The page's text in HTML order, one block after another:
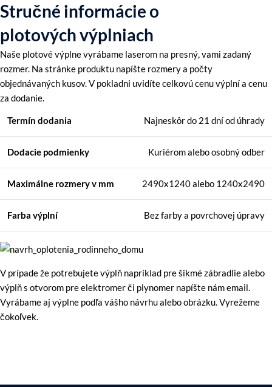
Stručné informácie o
plotových výplniach
Naše plotové výplne vyrábame laserom na presný, vami zadaný
rozmer. Na stránke produktu napíšte rozmery a počty
objednávaných kusov. V pokladni uvidíte celkovú cenu výplní a cenu
za dodanie.
Termín dodania Najneskôr do 21 dní od úhrady
Dodacie podmienky Kuriérom alebo osobný odber
Maximálne rozmeryv mm 2490x1240 alebo 1240x2490
Farba výplní Bez farby a povrchovej úpravy
V prípade že potrebujete výplň napríklad pre šikmé zábradlie alebo
výplň s otvorom pre elektromer či plynomer napíšte nám email.
Vyrábame aj výplne podľa vášho návrhu alebo obrázku. Vyrežeme
čokoľvek.